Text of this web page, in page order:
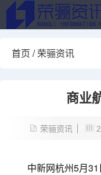
首页 /荣骊资讯
商业
荣骊资讯
中新网杭州5月31